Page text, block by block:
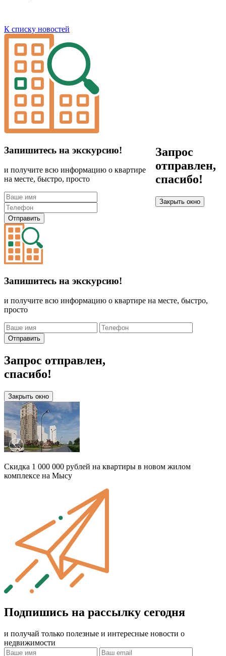
К списку новостей
Запишитесь на экскурсию!
и получите всю информацию о квартире
на месте, быстро, просто
Отправить
Запрос
отправлен,
спасибо!
Закрыть окно
Запишитесь на экскурсию!
и получите всю информацию о квартире на месте, быстро,
просто
Отправить
Запрос отправлен,
спасибо!
Закрыть окно
Скидка 1 000 000 рублей на квартиры в новом жилом
комплексе на Мысу
Подпишись на рассылку сегодня
и получай только полезные и интересные новости о
недвижимости